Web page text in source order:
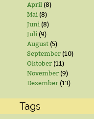
April (8)
Mai (8)
Juni (8)
Juli (9)
August (5)
September (10)
Oktober (11)
November (9)
Dezember (13)
Tags